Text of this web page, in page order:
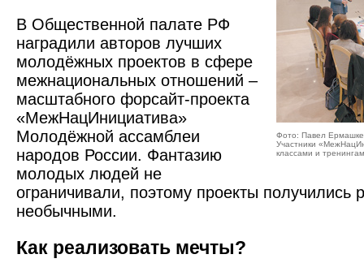
Фото: Павел
Участники
классами и
В Общественной палате РФ
наградили авторов лучших
молодёжных проектов в сфере
межнациональных отношений –
масштабного форсайт-проекта
«МежНацИнициа­тива»
Молодёжной ассамблеи
народов России. Фантазию
молодых людей не
ограничивали, поэтому проекты получились
необычными.
Как реализовать мечты?